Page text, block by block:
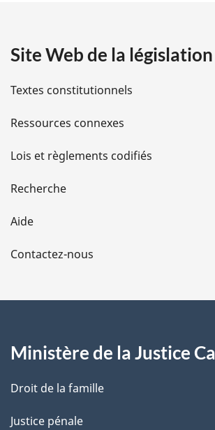
i
l
s
d
e
l
a
e
Site Web de la législation
Textes constitutionnels
Ressources connexes
Lois et règlements codifiés
Recherche
Aide
Contactez-nous
Ministère de la Justice
Droit de la famille
Justice pénale